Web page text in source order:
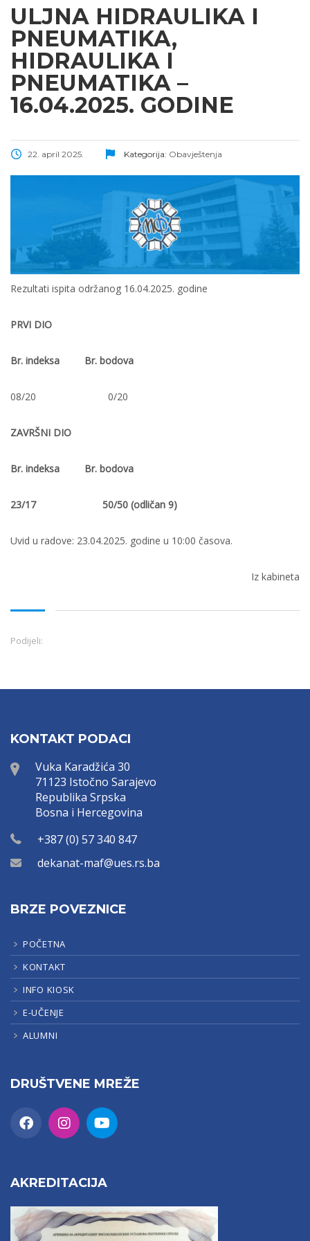
ULJNA HIDRAULIKA I
PNEUMATIKA,
HIDRAULIKA I
PNEUMATIKA –
16.04.2025. GODINE
22. april 2025. Kategorija: Obavještenja
Rezultati ispita održanog 16.04.2025. godine
PRVI DIO
Br. indeksa Br. bodova
08/20 0/20
ZAVRŠNI DIO
Br. indeksa Br. bodova
23/17 50/50 (odličan 9)
Uvid u radove: 23.04.2025. godine u 10:00 časova.
Iz kabineta
Podijeli:
KONTAKT PODACI
Vuka Karadžića 30
71123 Istočno Sarajevo
Republika Srpska
Bosna i Hercegovina
+387 (0) 57 340 847
dekanat-maf@ues.rs.ba
BRZE POVEZNICE
POČETNA
KONTAKT
INFO KIOSK
E-UČENJE
ALUMNI
DRUŠTVENE MREŽE
AKREDITACIJA